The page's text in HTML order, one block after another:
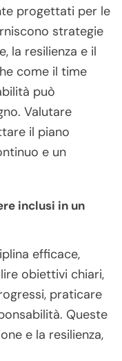
progettati per le
strategie
la resilienza e il
come il time
può
Valutare
il piano
e un
inclusi in un
efficace,
obiettivi chiari,
praticare
Queste
e la resilienza,